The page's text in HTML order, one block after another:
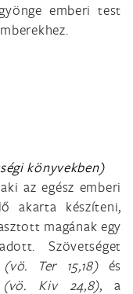
emberi test
könyvekben)
az egész emberi
akarta készíteni,
magának egy
Szövetséget
(vö. Ter 15,18)és
(vö. Kiv 24,8), a